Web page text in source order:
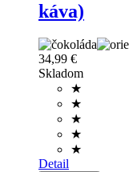
káva)
34,99 €
Skladom
★
★
★
★
★
Detail